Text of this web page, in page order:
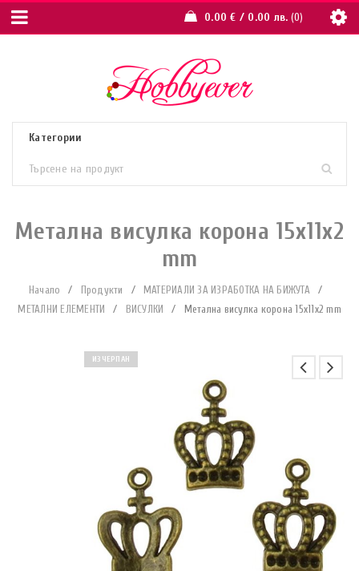
0.00€ / 0.00 лв. 0
Метална висулка корона 15x11x2
mm
Начало / Продукти / МАТЕРИАЛИ ЗА ИЗРАБОТКА НА БИЖУТА
/
МЕТАЛНИ ЕЛЕМЕНТИ
/ ВИСУЛКИ / Метална висулка корона 15x11x2 mm
ИЗЧЕРПАН